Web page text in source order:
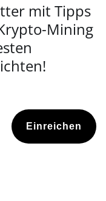
mit Tipps
Mining
Einreichen